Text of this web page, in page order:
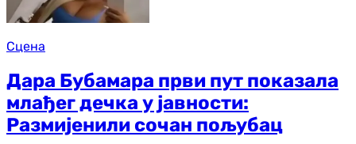
Сцена
Дара Бубамара први пут показала
млађег дечка у јавности:
Размијенили сочан пољубац